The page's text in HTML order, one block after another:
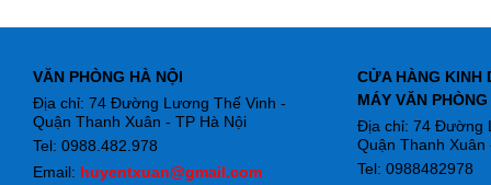
VĂN PHÒNG HÀ NỘI
Địa chỉ: 74 Đường Lương Thế Vinh -
Quận Thanh Xuân - TP Hà Nội
Tel: 0988.482.978
Email: huyentxuan@gmail.com
CỬA HÀNG KINH
MÁY VĂN PHÒNG
Địa chỉ: 74 Đường
Quận Thanh Xuân
Tel: 0988482978